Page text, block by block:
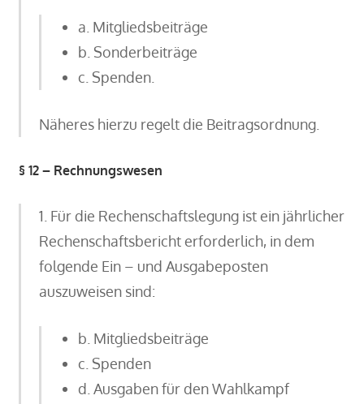
a. Mitgliedsbeiträge
b. Sonderbeiträge
c. Spenden.
Näheres hierzu regelt die Beitragsordnung.
§ 12 – Rechnungswesen
1. Für die Rechenschaftslegung ist ein jährlicher
Rechenschaftsbericht erforderlich, in dem
folgende Ein – und Ausgabeposten
auszuweisen sind:
b. Mitgliedsbeiträge
c. Spenden
d. Ausgaben für den Wahlkampf